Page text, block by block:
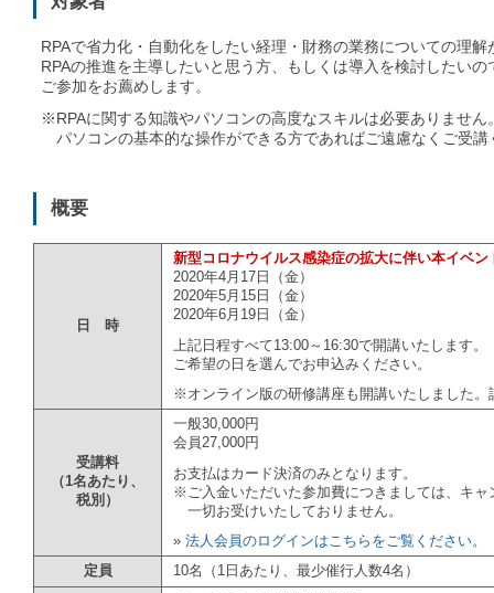
RPAで省力化・自動化をしたい経理・財務の業務についての理
RPAの推進を主導したいと思う方、もしくは導入を検討したい
ご参加をお薦めします。
※RPAに関する知識やパソコンの高度なスキルは必要ありません
パソコンの基本的な操作ができる方であればご遠慮なくご受講
概要
日 時
新型コロナウイルス感染症の拡大に伴い本イベ
2020年4月17日（金）
2020年5月15日（金）
2020年6月19日（金）
上記日程すべて13:00～16:30で開講いたします。
ご希望の日を選んでお申込みください。
※オンライン版の研修講座も開講いたしました。
受講料
（1名あたり、
税別）
一般30,000円
会員27,000円
お支払はカード決済のみとなります。
※ご入金いただいた参加費につきましては、キャ
一切お受けいたしておりません。
» 法人会員のログインはこちらをご覧ください。
定員
10名（1日あたり、最少催行人数4名）